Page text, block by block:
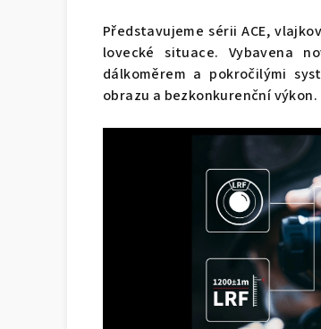
Představujeme sérii ACE,
lovecké situace. Vybavena
dálkoměrem a pokročilými
obrazu a bezkonkurenční výkon.